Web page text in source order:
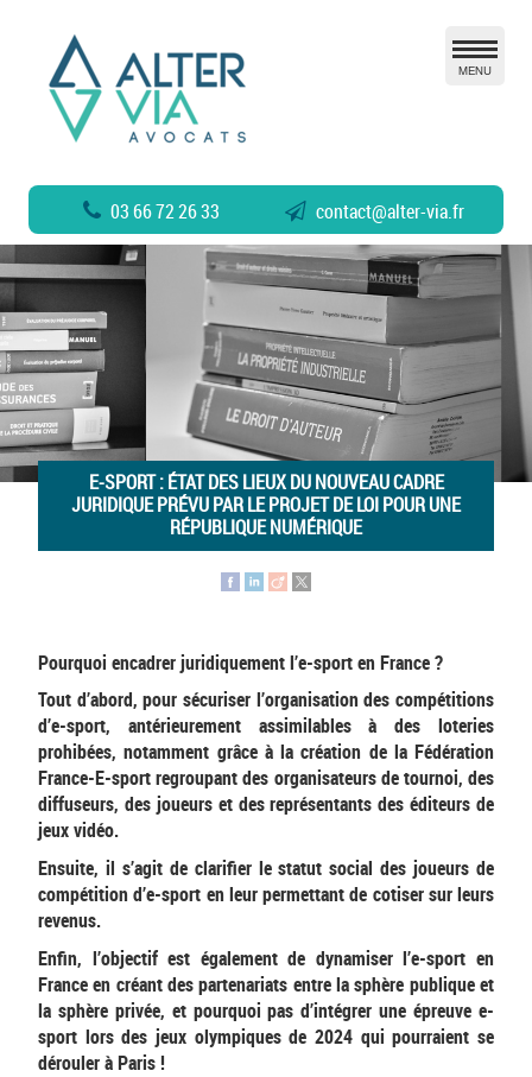
03 66 72 26 33 contact@alter-via.fr
MENU
E-SPORT : ÉTAT DES LIEUX DU NOUVEAU CADRE
JURIDIQUE PRÉVU PAR LE PROJET DE LOI POUR UNE
RÉPUBLIQUE NUMÉRIQUE
Pourquoi encadrer juridiquement l’e-sport en France ?
Tout d’abord, pour sécuriser l’organisation des compétitions
d’e-sport, antérieurement assimilables à des loteries
prohibées, notamment grâce à la création de la Fédération
France-E-sport regroupant des organisateurs de tournoi, des
diffuseurs, des joueurs et des représentants des éditeurs de
jeux vidéo.
Ensuite, il s’agit de clarifier le statut social des joueurs de
compétition d’e-sport en leur permettant de cotiser sur leurs
revenus.
Enfin, l’objectif est également de dynamiser l’e-sport en
France en créant des partenariats entre la sphère publique et
la sphère privée, et pourquoi pas d’intégrer une épreuve e-
sport lors des jeux olympiques de 2024 qui pourraient se
dérouler à Paris !